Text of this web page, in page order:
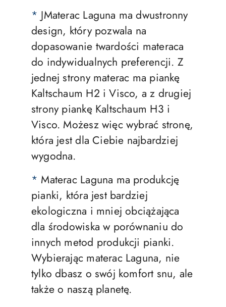
* JMaterac Laguna ma dwustronny
design, który pozwala na
dopasowanie twardości materaca
do indywidualnych preferencji. Z
jednej strony materac ma piankę
Kaltschaum H2 i Visco, a z drugiej
strony piankę Kaltschaum H3 i
Visco. Możesz więc wybrać stronę,
która jest dla Ciebie najbardziej
wygodna.
* Materac Laguna ma produkcję
pianki, która jest bardziej
ekologiczna i mniej obciążająca
dla środowiska w porównaniu do
innych metod produkcji pianki.
Wybierając materac Laguna, nie
tylko dbasz o swój komfort snu, ale
także o naszą planetę.